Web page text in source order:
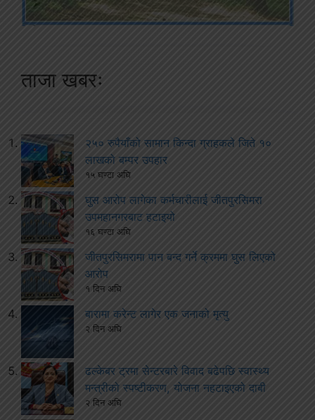
ताजा खबरः
२५० रुपैयाँको सामान किन्दा ग्राहकले जिते १०
लाखको बम्पर उपहार
१५ घण्टा अघि
घुस आरोप लागेका कर्मचारीलाई जीतपुरसिमरा
उपमहानगरबाट हटाइयो
१६ घण्टा अघि
जीतपुरसिमरामा पान बन्द गर्ने क्रममा घुस लिएको
आरोप
१ दिन अघि
बारामा करेन्ट लागेर एक जनाको मृत्यु
२ दिन अघि
ढल्केबर ट्रमा सेन्टरबारे विवाद बढेपछि स्वास्थ्य
मन्त्रीको स्पष्टीकरण, योजना नहटाइएको दाबी
२ दिन अघि